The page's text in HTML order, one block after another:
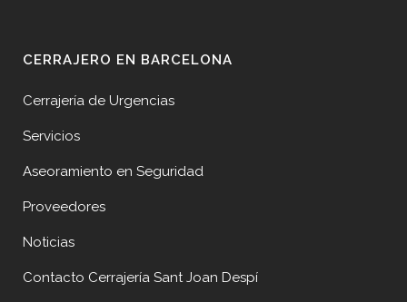
CERRAJERO EN BARCELONA
Cerrajería de Urgencias
Servicios
Aseoramiento en Seguridad
Proveedores
Noticias
Contacto Cerrajería Sant Joan Despí